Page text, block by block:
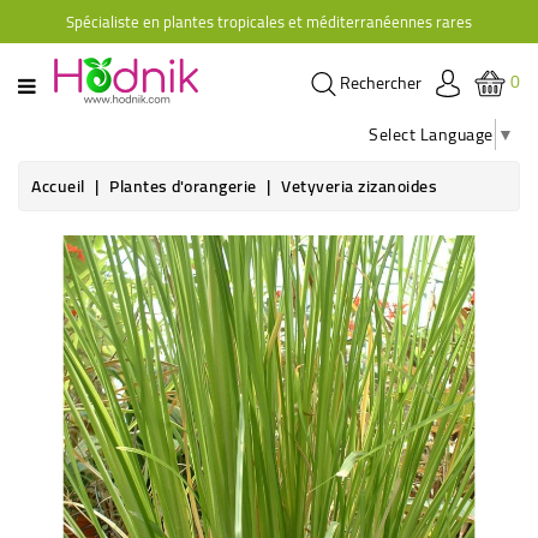
Spécialiste en plantes tropicales et méditerranéennes rares
CATÉGORIE
PLANTES
GRIMPANTES
AGRUMES
HIBISCUS
BRUGMANSIAS
PLANTES
RUSTIQUES
PLANTES
RETOMBANTES
0
Rechercher
Select Language ▼
Accueil
Plantes d'orangerie Vetyveria zizanoides